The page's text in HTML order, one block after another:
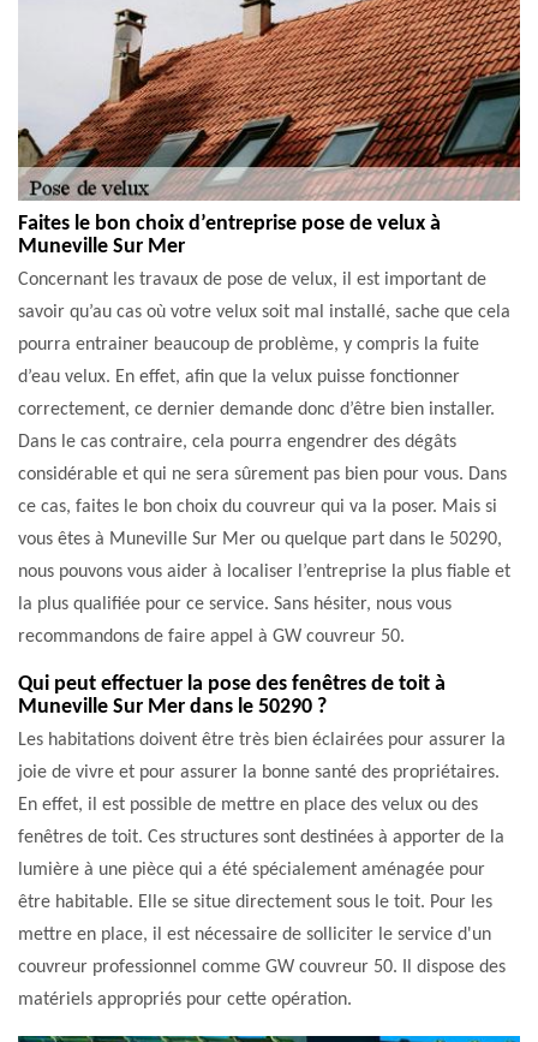
Faites le bon choix d’entreprise pose de velux à
Muneville Sur Mer
Concernant les travaux de pose de velux, il est important de
savoir qu’au cas où votre velux soit mal installé, sache que cela
pourra entrainer beaucoup de problème, y compris la fuite
d’eau velux. En effet, afin que la velux puisse fonctionner
correctement, ce dernier demande donc d’être bien installer.
Dans le cas contraire, cela pourra engendrer des dégâts
considérable et qui ne sera sûrement pas bien pour vous. Dans
ce cas, faites le bon choix du couvreur qui va la poser. Mais si
vous êtes à Muneville Sur Mer ou quelque part dans le 50290,
nous pouvons vous aider à localiser l’entreprise la plus fiable et
la plus qualifiée pour ce service. Sans hésiter, nous vous
recommandons de faire appel à GW couvreur 50.
Qui peut effectuer la pose des fenêtres de toit à
Muneville Sur Mer dans le 50290 ?
Les habitations doivent être très bien éclairées pour assurer la
joie de vivre et pour assurer la bonne santé des propriétaires.
En effet, il est possible de mettre en place des velux ou des
fenêtres de toit. Ces structures sont destinées à apporter de la
lumière à une pièce qui a été spécialement aménagée pour
être habitable. Elle se situe directement sous le toit. Pour les
mettre en place, il est nécessaire de solliciter le service d'un
couvreur professionnel comme GW couvreur 50. Il dispose des
matériels appropriés pour cette opération.